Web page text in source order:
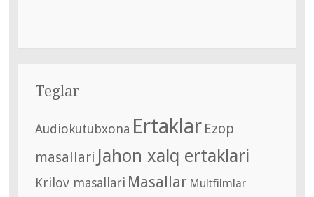
Teglar
Audiokutubxona Ertaklar Ezop
masallari Jahon xalq ertaklari
Krilov masallari Masallar Multfilmlar